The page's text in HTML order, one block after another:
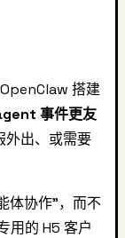
搭建
事件更友
出、或需要
体协作”，而不
用的 H5 客户